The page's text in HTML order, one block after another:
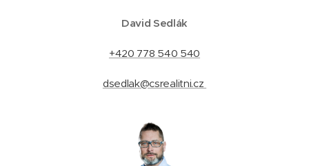
David Sedlák
+420 778 540 540
dsedlak@csrealitni.cz